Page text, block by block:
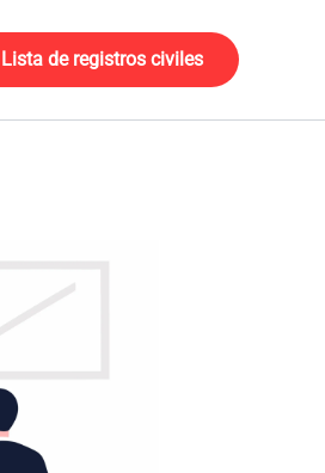
Lista de registros civiles